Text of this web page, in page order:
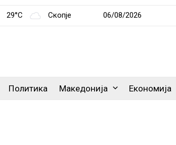
29°C Скопје 06/08/2026
Политика Македонија Економија